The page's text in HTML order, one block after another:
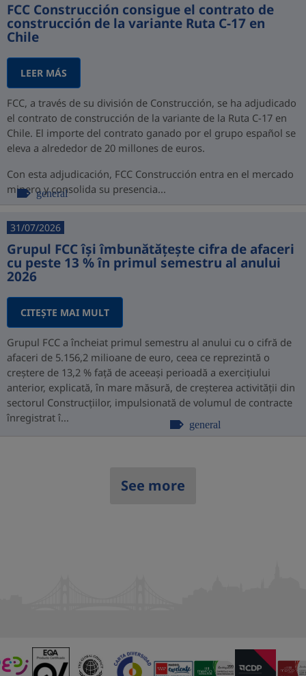
FCC Construcción consigue el contrato de
construcción de la variante Ruta C-17 en
Chile
LEER MÁS
FCC, a través de su división de Construcción, se ha adjudicado
el contrato de construcción de la variante de la Ruta C-17 en
Chile. El importe del contrato ganado por el grupo español se
eleva a alrededor de 20 millones de euros.
Con esta adjudicación, FCC Construcción entra en el mercado
minero y consolida su presencia...
general
31/07/2026
Grupul FCC își îmbunătățește cifra de afaceri
cu peste 13 % în primul semestru al anului
2026
CITEŞTE MAI MULT
Grupul FCC a încheiat primul semestru al anului cu o cifră de
afaceri de 5.156,2 milioane de euro, ceea ce reprezintă o
creștere de 13,2 % față de aceeași perioadă a exercițiului
anterior, explicată, în mare măsură, de creșterea activității din
sectorul Construcțiilor, impulsionată de volumul de contracte
înregistrat î...
general
See more